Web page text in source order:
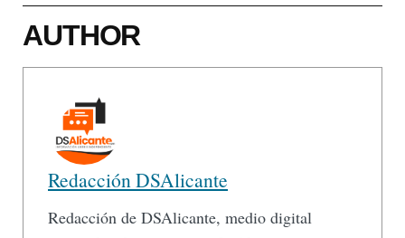
AUTHOR
Redacción DSAlicante
Redacción de DSAlicante, medio digital